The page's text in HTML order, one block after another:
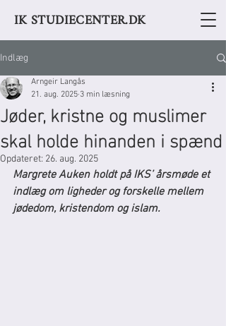
IK STUDIECENTER.DK
Indlæg
Jøder, kristne og muslimer
skal holde hinanden i spænd
Arngeir Langås
21. aug. 2025 3 min læsning
Opdateret: 26. aug. 2025
Margrete Auken holdt på IKS’ årsmøde et
indlæg om ligheder og forskelle mellem
jødedom, kristendom og islam.